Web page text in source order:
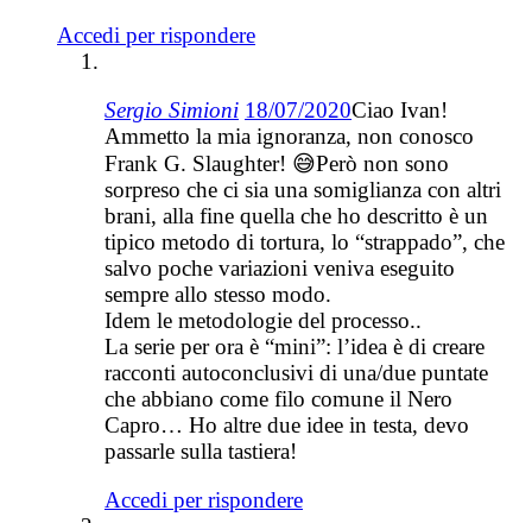
Accedi per rispondere
Sergio Simioni 18/07/2020Ciao Ivan!
Ammetto la mia ignoranza, non conosco
Frank G. Slaughter! 😅Però non sono
sorpreso che ci sia una somiglianza con altri
brani, alla fine quella che ho descritto è un
tipico metodo di tortura, lo “strappado”, che
salvo poche variazioni veniva eseguito
sempre allo stesso modo.
Idem le metodologie del processo..
La serie per ora è “mini”: l’idea è di creare
racconti autoconclusivi di una/due puntate
che abbiano come filo comune il Nero
Capro… Ho altre due idee in testa, devo
passarle sulla tastiera!
Accedi per rispondere